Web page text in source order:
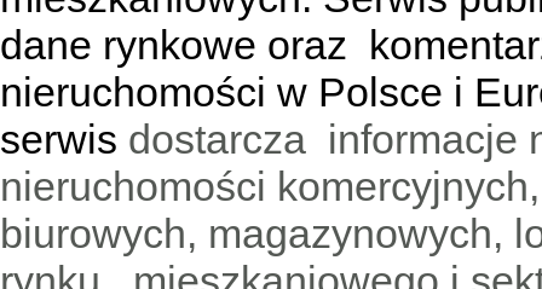
dane rynkowe oraz
nieruchomości w Polsce i
serwis dostarcza informacje
nieruchomości
biurowych, magazynowych,